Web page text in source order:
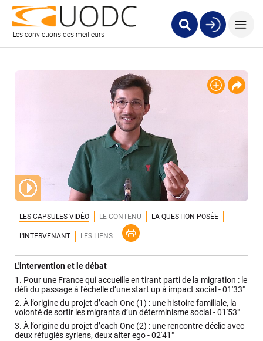
Les convictions des meilleurs
LES CAPSULES VIDÉO LE CONTENU LA QUESTION POSÉE
L'INTERVENANT LES LIENS
L'intervention et le débat
1. Pour une France qui accueille en tirant parti de la migration : le
défi du passage à l'échelle d’une start up à impact social -01'33"
2. À l’origine du projet d’each One (1) : une histoire familiale, la
volonté de sortir les migrants d’un déterminisme social -01'53"
3. À l’origine du projet d’each One (2) : une rencontre-déclic avec
deux réfugiés syriens, deux alter ego -02'41"